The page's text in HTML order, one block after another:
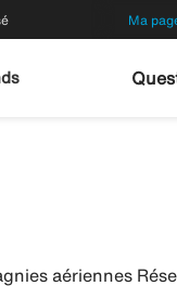
Ma
aériennes